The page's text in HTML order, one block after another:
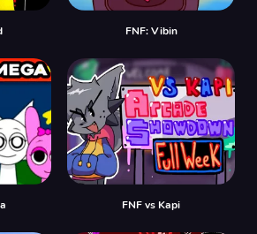
FNF: Vibin
FNF vs Kapi